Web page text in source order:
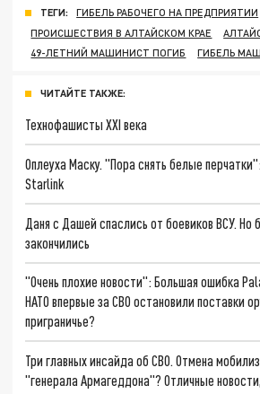
ТЕГИ:
ГИБЕЛЬ РАБОЧЕГО НА ПРЕДПРИЯТИИ
ПРОИСШЕСТВИЯ В АЛТАЙСКОМ КРАЕ
49-ЛЕТНИЙ МАШИНИСТ ПОГИБ
ГИБЕЛЬ
ЧИТАЙТЕ ТАКЖЕ:
Технофашисты XXI века
Оплеуха Маску. "Пора снять белые
Starlink
Даня с Дашей спаслись от боевиков ВСУ.
закончились
"Очень плохие новости": Большая ошибка
НАТО впервые за СВО остановили поставки
приграничье?
Три главных инсайда об СВО. Отмена
"генерала Армагеддона"? Отличные